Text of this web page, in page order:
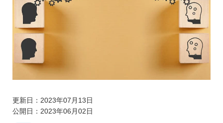
更新日：2023年07月13日
公開日：2023年06月02日